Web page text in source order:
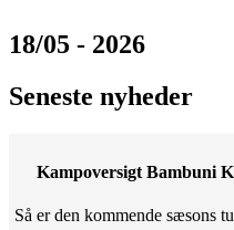
18/05 - 2026
Seneste nyheder
Kampoversigt Bambuni
Så er den kommende sæsons